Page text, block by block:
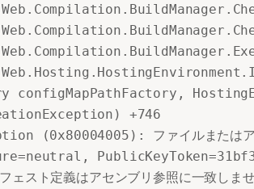
configMapPathFactory,
+746
(0x80004005): ファイルまた
フェスト定義はアセンブリ参照に一致